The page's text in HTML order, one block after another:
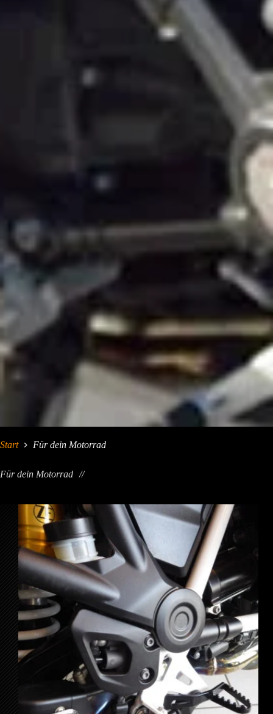
Start Für dein Motorrad
Für dein Motorrad